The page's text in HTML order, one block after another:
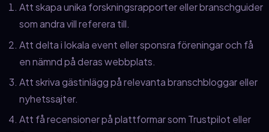
Att skapa unika forskningsrapporter eller branschguider
som andra vill referera till.
Att delta i lokala event eller sponsra föreningar och få
en nämnd på deras webbplats.
Att skriva gästinlägg på relevanta branschbloggar eller
nyhetssajter.
Att få recensioner på plattformar som Trustpilot eller